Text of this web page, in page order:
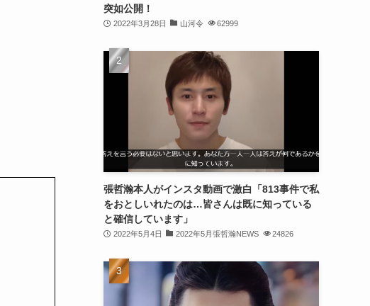
(29)
(30)
(32)
(31)
(32)
突如公開！
2022年3月28日 山河令 62999
張哲瀚本人がインスタ動画で激白「813事件で私
をおとしいれたのは…皆さんは既に知っている
と確信しています」
2022年5月4日 2022年5月張哲瀚NEWS 24826